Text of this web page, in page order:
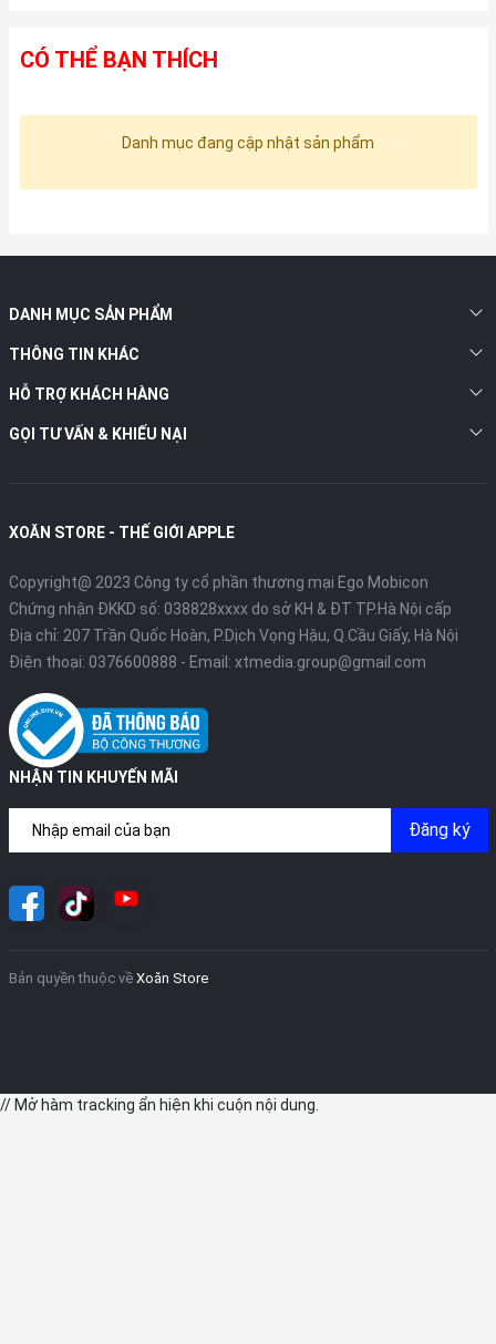
CÓ THỂ BẠN THÍCH
Danh mục đang cập nhật sản phẩm
DANH MỤC SẢN PHẨM
THÔNG TIN KHÁC
HỖ TRỢ KHÁCH HÀNG
GỌI TƯ VẤN & KHIẾU NẠI
XOĂN STORE - THẾ GIỚI APPLE
Copyright@ 2023 Công ty cổ phần thương mại Ego Mobicon
Chứng nhận ĐKKD số: 038828xxxx do sở KH & ĐT TP.Hà Nội cấp
Địa chỉ: 207 Trần Quốc Hoàn, P.Dịch Vọng Hậu, Q.Cầu Giấy, Hà Nội
Điện thoại: 0376600888 - Email: xtmedia.group@gmail.com
NHẬN TIN KHUYẾN MÃI
Đăng ký
Bản quyền thuộc về Xoăn Store
// Mở hàm tracking ẩn hiện khi cuộn nội dung.